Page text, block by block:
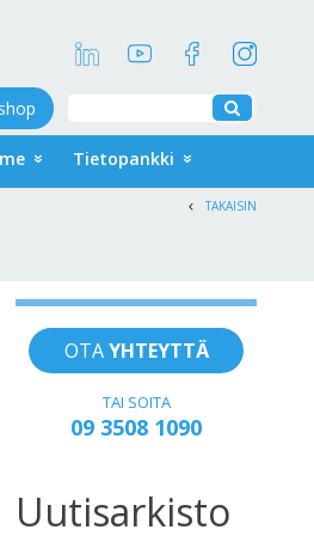
Tietopankki
TAKAISIN
OTAYHTEYTTÄ
TAI SOITA
09 3508 1090
Uutisarkisto